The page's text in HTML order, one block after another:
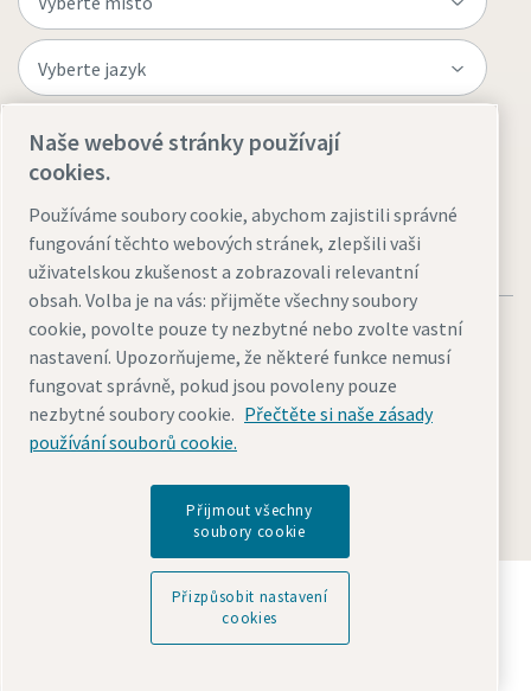
Navštivte web
Právní upozornění a oznámení o ochraně osobních údajů
Přizpůsobit nastavení cookies
Objevte, jak skupina Atlas Copco Group podporuje
technologie, které tvoří budoucnost.
Navštivte webové stránky Atlas Copco Group
Naše webové stránky používají
cookies.
Používáme soubory cookie, abychom zajistili správné
fungování těchto webových stránek, zlepšili vaši
uživatelskou zkušenost a zobrazovali relevantní
obsah. Volba je na vás: přijměte všechny soubory
cookie, povolte pouze ty nezbytné nebo zvolte vastní
nastavení. Upozorňujeme, že některé funkce nemusí
fungovat správně, pokud jsou povoleny pouze
nezbytné soubory cookie. Přečtěte si naše zásady
používání souborů cookie.
Přijmout všechny
soubory cookie
Přizpůsobit nastavení
cookies